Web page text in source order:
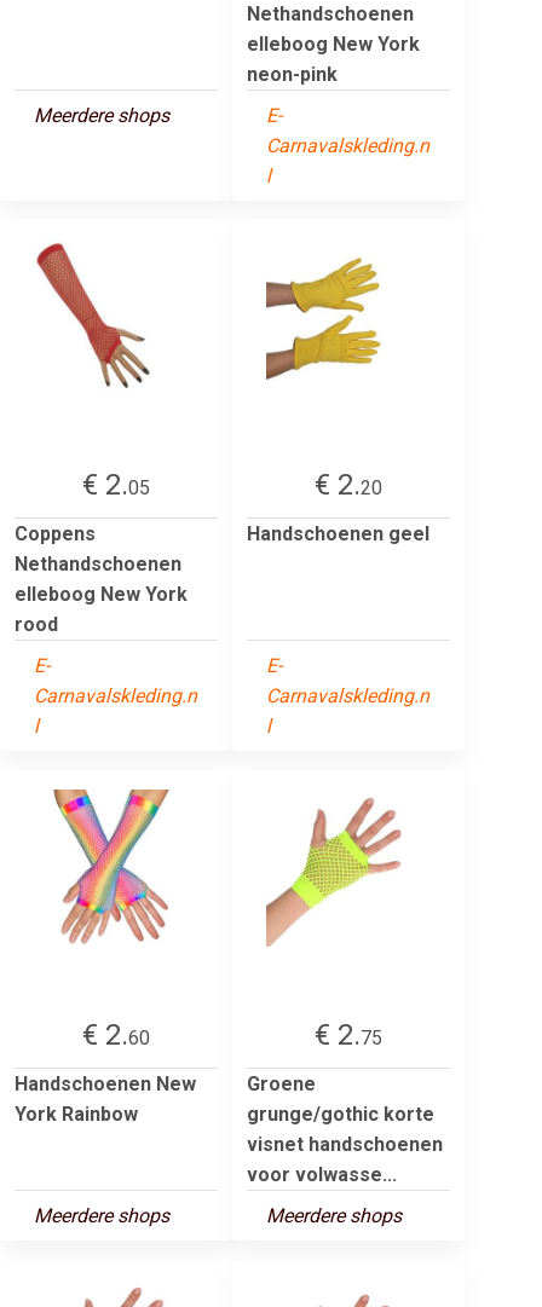
Meerdere shops
Nethandschoenen
elleboog New York
neon-pink
E-
Carnavalskleding.n
l
€ 2.05
Coppens
Nethandschoenen
elleboog New York
rood
E-
Carnavalskleding.n
l
€ 2.20
Handschoenen geel
E-
Carnavalskleding.n
l
€ 2.60
Handschoenen New
York Rainbow
Meerdere shops
€ 2.75
Groene
grunge/gothic korte
visnet handschoenen
voor volwasse...
Meerdere shops